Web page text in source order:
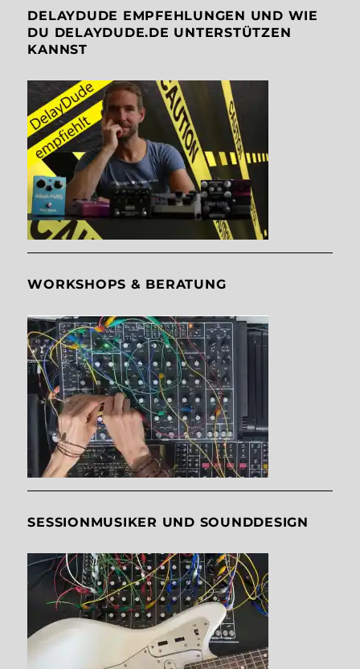
DELAYDUDE EMPFEHLUNGEN UND WIE
DU DELAYDUDE.DE UNTERSTÜTZEN
KANNST
WORKSHOPS & BERATUNG
SESSIONMUSIKER UND SOUNDDESIGN